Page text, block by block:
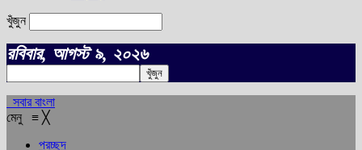
খুঁজুন
রবিবার, আগস্ট ৯, ২০২৬
সবার বাংলা
মেনু ≡ ╳
প্রচ্ছদ